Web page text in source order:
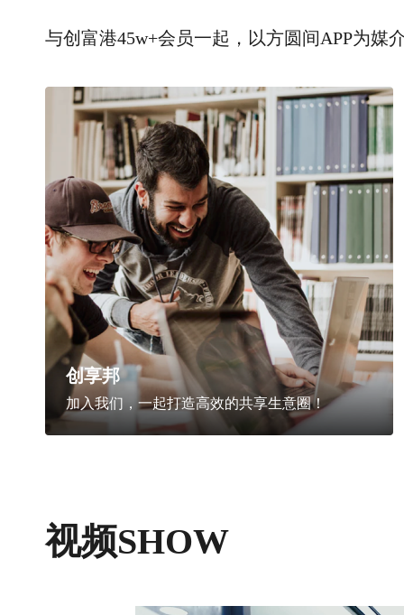
与创富港45w+会员一起，以方圆间APP为媒
创享邦
加入我们，一起打造高效的共享生意圈！
视频SHOW